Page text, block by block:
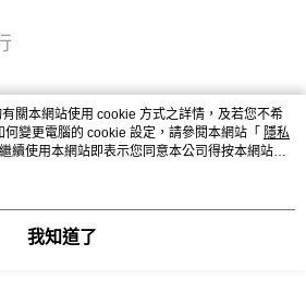
關本網站使用 cookie 方式之詳情，及若您不希
變更電腦的 cookie 設定，請參閱本網站「 隱私
續使用本網站即表示您同意本公司得按本網站使
。
我知道了